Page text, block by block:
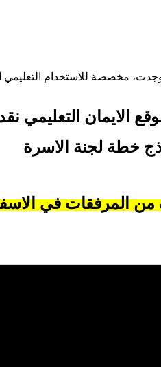
مخصصة للاستخدام
الايمان التعليمي
خطة لجنة الاسرة
من المرفقات في